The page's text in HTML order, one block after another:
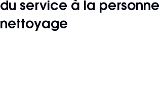
du service à la personne
nettoyage